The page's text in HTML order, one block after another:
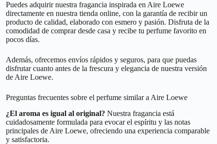
Puedes adquirir nuestra fragancia inspirada en Aire Loewe
directamente en nuestra tienda online, con la garantía de recibir un
producto de calidad, elaborado con esmero y pasión. Disfruta de la
comodidad de comprar desde casa y recibe tu perfume favorito en
pocos días.
Además, ofrecemos envíos rápidos y seguros, para que puedas
disfrutar cuanto antes de la frescura y elegancia de nuestra versión
de Aire Loewe.
Preguntas frecuentes sobre el perfume similar a Aire Loewe
¿El aroma es igual al original? Nuestra fragancia está
cuidadosamente formulada para evocar el espíritu y las notas
principales de Aire Loewe, ofreciendo una experiencia comparable
y satisfactoria.